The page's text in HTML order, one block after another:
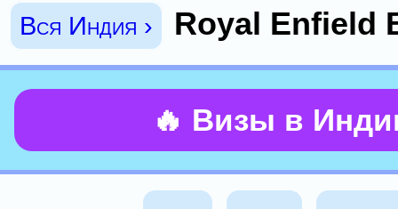
Вся Индия › Royal Enfield
🔥 Визы в